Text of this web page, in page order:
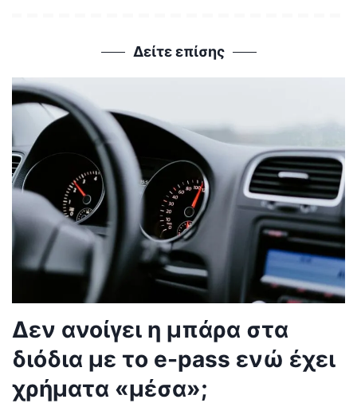
Δείτε επίσης
Δεν ανοίγει η μπάρα στα
διόδια με το e-pass ενώ έχει
χρήματα «μέσα»;